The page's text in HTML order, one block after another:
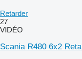
Retarder
27
VIDÉO
Scania R480 6x2